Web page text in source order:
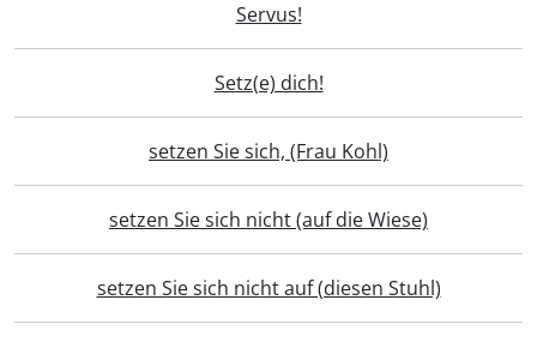
Servus!
Setz(e) dich!
setzen Sie sich, (Frau Kohl)
setzen Sie sich nicht (auf die Wiese)
setzen Sie sich nicht auf (diesen Stuhl)